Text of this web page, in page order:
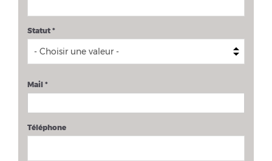
Statut *
Mail *
Téléphone